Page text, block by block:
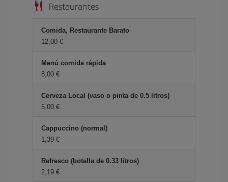
Restaurantes
Comida, Restaurante Barato
12,00 €
Menú comida rápida
8,00 €
Cerveza Local (vaso o pinta de 0.5 litros)
5,00 €
Cappuccino (normal)
1,39 €
Refresco (botella de 0.33 litros)
2,19 €